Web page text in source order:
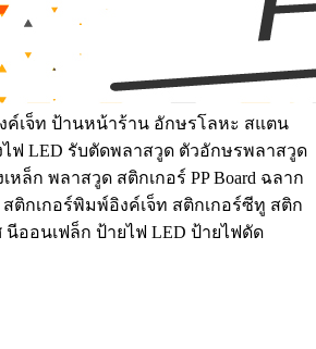
ค์เจ็ท ป้านหน้าร้าน อักษรโลหะ สแตน
ไฟ LED รับตัดพลาสวูด ตัวอักษรพลาสวูด
หล็ก พลาสวูด สติกเกอร์ PP Board ฉลาก
ติกเกอร์พิมพ์อิงค์เจ็ท สติกเกอร์ซีทู สติก
นีออนเฟล็ก ป้ายไฟ LED ป้ายไฟดัด